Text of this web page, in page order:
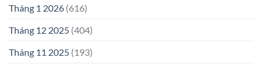
Tháng 1 2026 (616)
Tháng 12 2025 (404)
Tháng 11 2025 (193)